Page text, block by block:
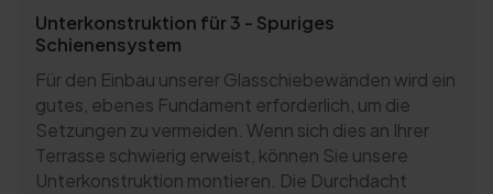
Unterkonstruktion für 3 - Spuriges
Schienensystem
Für den Einbau unserer Glasschiebewänden wird ein
gutes, ebenes Fundament erforderlich, um die
Setzungen zu vermeiden. Wenn sich dies an Ihrer
Terrasse schwierig erweist, können Sie unsere
Unterkonstruktion montieren. Die Durchdacht